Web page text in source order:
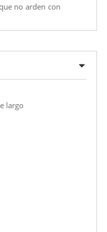
no arden con
largo